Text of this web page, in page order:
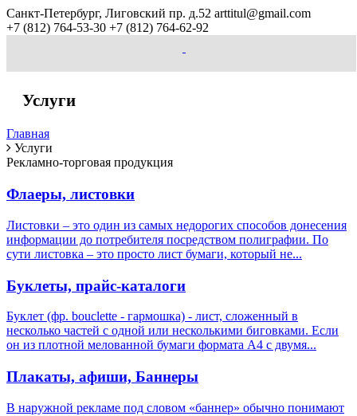
Санкт-Петербург, Лиговский пр. д.52 arttitul@gmail.com
+7 (812) 764-53-30 +7 (812) 764-62-92
Услуги
Главная
Услуги
Рекламно-торговая продукция
Флаеры, листовки
Листовки – это один из самых недорогих способов донесения
информации до потребителя посредством полиграфии. По
сути листовка – это просто лист бумаги, который не...
Буклеты, прайс-каталоги
Буклет (фр. bouclette - гармошка) - лист, сложенный в
несколько частей с одной или несколькими биговками. Если
он из плотной мелованной бумаги формата А4 с двумя...
Плакаты, афиши, Баннеры
В наружной рекламе под словом «баннер» обычно понимают